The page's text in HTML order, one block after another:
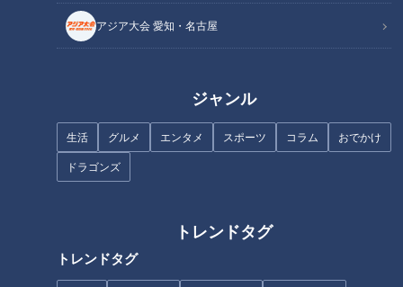
アジア大会 愛知・名古屋
ジャンル
生活 グルメ エンタメ スポーツ コラム おでかけ
ドラゴンズ
トレンドタグ
トレンドタグ
記事に戻る
る場を…15分からOK！変わった
働き方のカフェとは
ド2人が選ぶ！！ 秘話満載の